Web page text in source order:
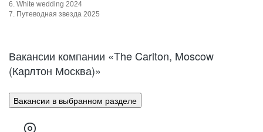
6. White wedding 2024
7. Путеводная звезда 2025
Вакансии компании «The Carlton, Moscow
(Карлтон Москва)»
Вакансии в выбранном разделе